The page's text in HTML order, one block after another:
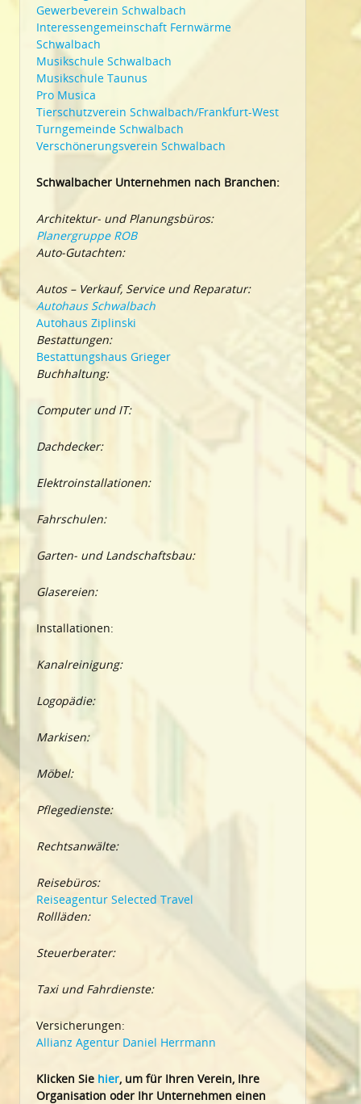
Gewerbeverein Schwalbach
Interessengemeinschaft Fernwärme
Schwalbach
Musikschule Schwalbach
Musikschule Taunus
Pro Musica
Tierschutzverein Schwalbach/Frankfurt-West
Turngemeinde Schwalbach
Verschönerungsverein Schwalbach
Schwalbacher Unternehmen nach Branchen:
Architektur- und Planungsbüros:
Planergruppe ROB
Auto-Gutachten:
Autos – Verkauf, Service und Reparatur:
Autohaus Schwalbach
Autohaus Ziplinski
Bestattungen:
Bestattungshaus Grieger
Buchhaltung:
Computer und IT:
Dachdecker:
Elektroinstallationen:
Fahrschulen:
Garten- und Landschaftsbau:
Glasereien:
Installationen:
Kanalreinigung:
Logopädie:
Markisen:
Möbel:
Pflegedienste:
Rechtsanwälte:
Reisebüros:
Reiseagentur Selected Travel
Rollläden:
Steuerberater:
Taxi und Fahrdienste:
Versicherungen:
Allianz Agentur Daniel Herrmann
Klicken Sie hier, um für Ihren Verein, Ihre
Organisation oder Ihr Unternehmen einen